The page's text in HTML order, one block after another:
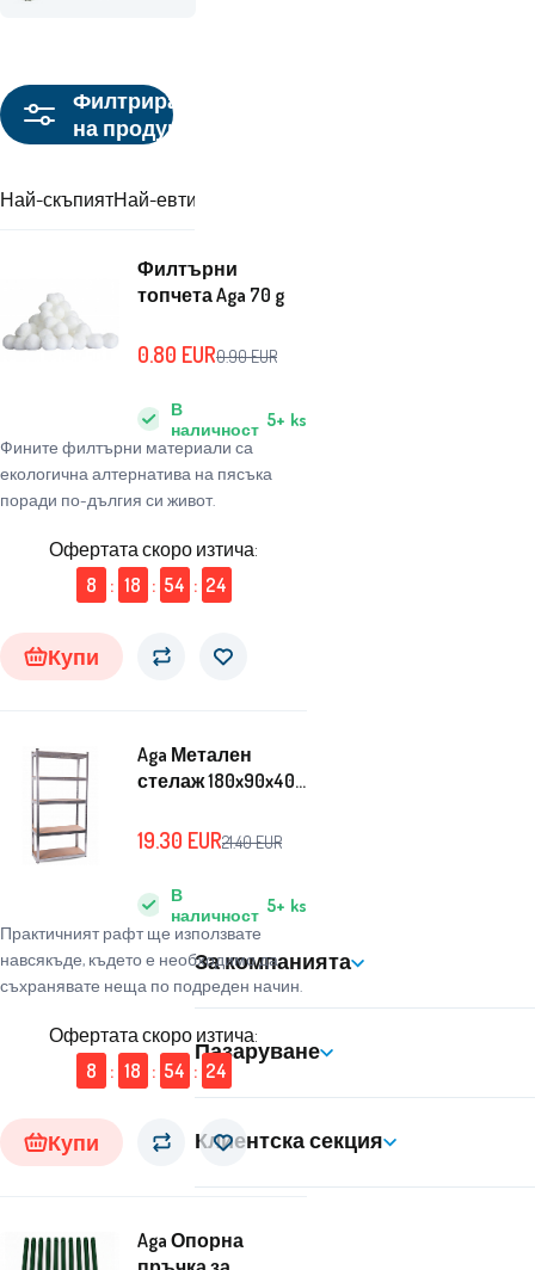
Филтриране
на продукти
Най-скъпиятНай-евтиният
Филтърни
топчета Aga 70 g
Фините филтърни материали са
екологична алтернатива на пясъка
поради по-дългия си живот.
В
наличност 5+ ks
0.80 EUR0.90EUR
Офертата скоро изтича:
8
: 18 : 54 : 23
Купи
Aga Метален
стелаж 180x90x40
Практичният рафт ще използвате
навсякъде, където е необходимо да
съхранявате неща по подреден начин.
В
наличност 5+ ks
19.30 EUR21.40EUR
Офертата скоро изтича:
8
: 18 : 54 : 23
Купи
Aga Опорна
За компанията
Пазаруване
Клиентска секция